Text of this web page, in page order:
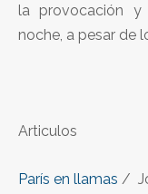
la provocación
noche, a pesar de
Articulos
París en llamas /